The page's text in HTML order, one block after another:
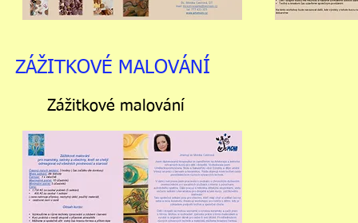
ZÁŽITKOVÉ MALOVÁNÍ
Zážitkové malování